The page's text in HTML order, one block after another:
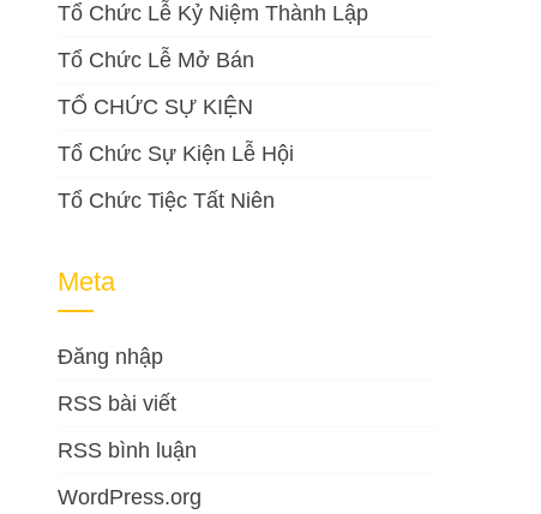
Tổ Chức Lễ Kỷ Niệm Thành Lập
Tổ Chức Lễ Mở Bán
TỔ CHỨC SỰ KIỆN
Tổ Chức Sự Kiện Lễ Hội
Tổ Chức Tiệc Tất Niên
Meta
Đăng nhập
RSS bài viết
RSS bình luận
WordPress.org